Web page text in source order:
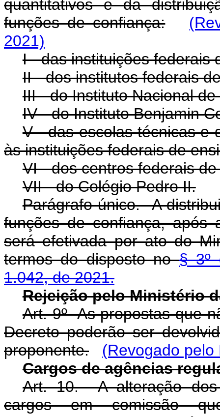
quantitativos e da
funções de confiança:
2021)
I - das instituições federais
II - dos institutos federais
III - do Instituto Nacional
IV - do Instituto Benjamin
V - das escolas técnicas e
às instituições federais de
VI - dos centros federais
VII - do Colégio Pedro II.
Parágrafo único. A
funções de confiança,
será efetivada por ato do
termos do disposto no§ 3º
1.042, de 2021.
Rejeição pelo Ministério
Art. 9º As propostas que
Decreto poderão ser
proponente.
(Revogado pelo
Cargos de agências
Art. 10. A alteração dos
cargos em comissão